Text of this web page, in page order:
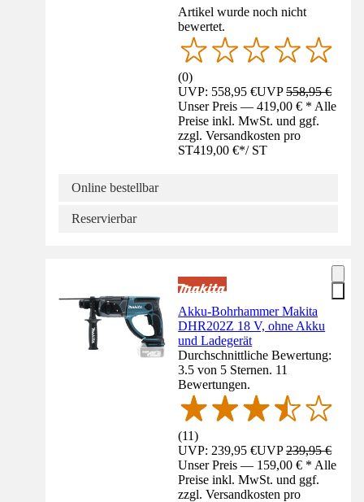
Artikel wurde noch nicht
bewertet.
(0)
UVP: 558,95 €UVP558,95 €
Unser Preis — 419,00 € * Alle
Preise inkl. MwSt. und ggf.
zzgl. Versandkosten pro
ST419,00 €*/ ST
Online bestellbar
Reservierbar
Akku-Bohrhammer Makita
DHR202Z 18 V, ohne Akku
und Ladegerät
Durchschnittliche Bewertung:
3.5 von 5 Sternen. 11
Bewertungen.
(11)
UVP: 239,95 €UVP239,95 €
Unser Preis — 159,00 € * Alle
Preise inkl. MwSt. und ggf.
zzgl. Versandkosten pro